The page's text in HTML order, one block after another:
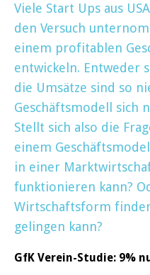
Viele Start Ups aus
den Versuch
einem profitablen
entwickeln. Entweder
die Umsätze sind so
Geschäftsmodell sich
Stellt sich also die
einem
in einer
funktionieren kann?
Wirtschaftsform
gelingen kann?
GfK Verein-Studie: 9%